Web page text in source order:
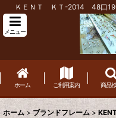
ＫＥＮＴ ＫＴ-2014 48口
メニュー
ホーム ご利用案内 商品
ホーム > ブランドフレーム >